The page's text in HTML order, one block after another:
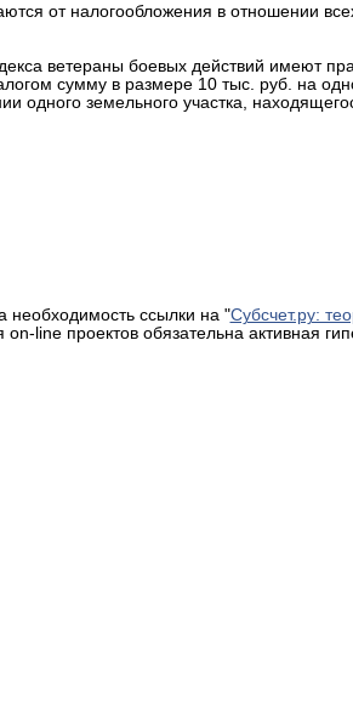
от налогообложения в отношении
ветераны боевых действий имеют
сумму в размере 10 тыс. руб. на
одного земельного участка,
ссылки на "Субсчет.ру:
line проектов обязательна активная